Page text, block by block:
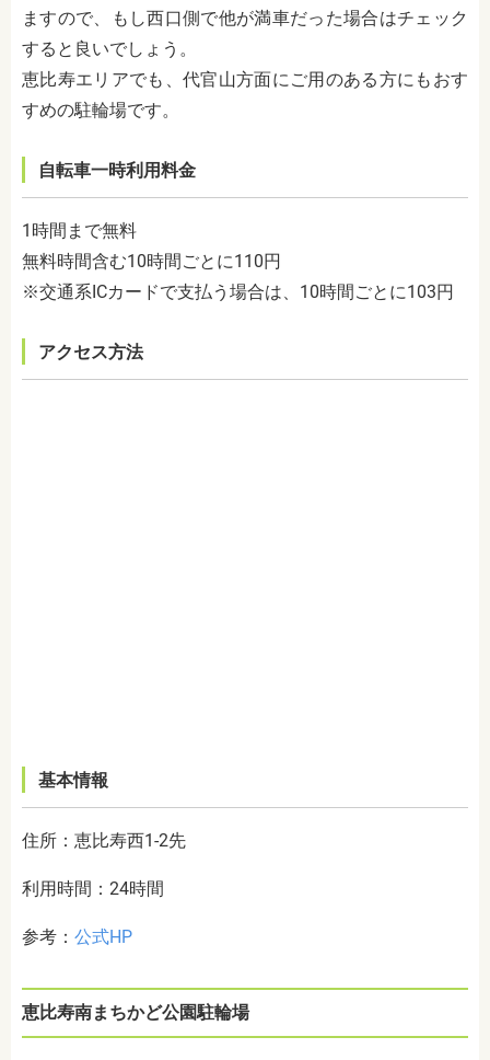
ますので、もし西口側で他が満車だった場合はチェック
すると良いでしょう。
恵比寿エリアでも、代官山方面にご用のある方にもおす
すめの駐輪場です。
自転車一時利用料金
1時間まで無料
無料時間含む10時間ごとに110円
※交通系ICカードで支払う場合は、10時間ごとに103円
アクセス方法
基本情報
住所：恵比寿西1-2先
利用時間：24時間
参考： 公式HP
恵比寿南まちかど公園駐輪場